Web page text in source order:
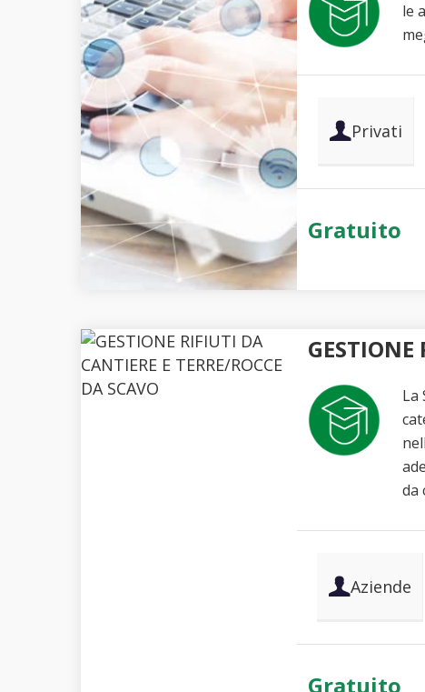
le
Privati
Gratuito
GESTIONE
La
da
Aziende
Gratuito